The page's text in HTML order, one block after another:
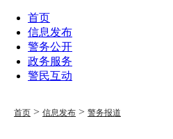
首页
信息发布
警务公开
政务服务
警民互动
首页 > 信息发布 > 警务报道